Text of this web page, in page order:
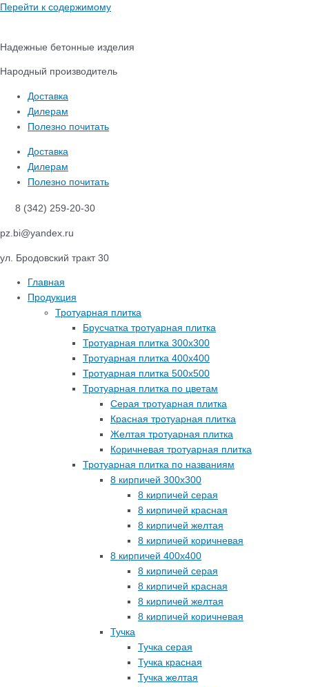
Перейти к содержимому
Надежные бетонные изделия
Народный производитель
Доставка
Дилерам
Полезно почитать
Доставка
Дилерам
Полезно почитать
8 (342) 259-20-30
pz.bi@yandex.ru
ул. Бродовский тракт 30
Главная
Продукция
Тротуарная плитка
Брусчатка тротуарная плитка
Тротуарная плитка 300х300
Тротуарная плитка 400х400
Тротуарная плитка 500х500
Тротуарная плитка по цветам
Серая тротуарная плитка
Красная тротуарная плитка
Желтая тротуарная плитка
Коричневая тротуарная плитка
Тротуарная плитка по названиям
8 кирпичей 300х300
8 кирпичей серая
8 кирпичей красная
8 кирпичей желтая
8 кирпичей коричневая
8 кирпичей 400х400
8 кирпичей серая
8 кирпичей красная
8 кирпичей желтая
8 кирпичей коричневая
Тучка
Тучка серая
Тучка красная
Тучка желтая